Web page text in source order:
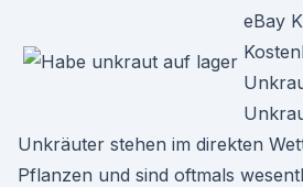
eBay
Unkräuter stehen im direkten
Pflanzen und sind oftmals